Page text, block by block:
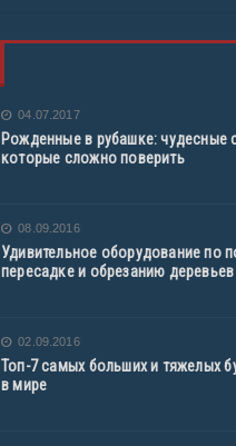
04.07.2017
Рожденные в рубашке: чудесные
которые сложно поверить
08.09.2016
Удивительное оборудование по
пересадке и обрезанию деревьев
02.09.2016
Топ-7 самых больших и тяжелых
в мире